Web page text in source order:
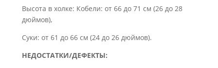
Высота в холке: Кобели: от 66 до 71 см (26 до 28
дюймов),
Суки: от 61 до 66 см (24 до 26 дюймов).
НЕДОСТАТКИ/ДЕФЕКТЫ: